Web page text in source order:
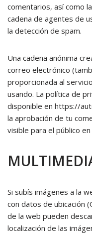
comentarios, así como
cadena de agentes de
la detección de spam.
Una cadena anónima
correo electrónico
proporcionada al
usando. La política de
disponible en https://
la aprobación de tu
visible para el público
Si subís imágenes a la
con datos de ubicación
de la web pueden
localización de las